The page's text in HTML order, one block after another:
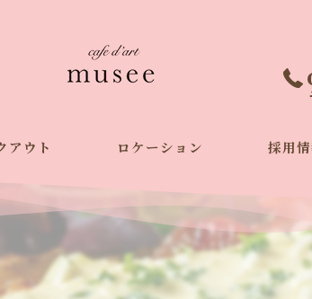
アウト ロケーション 採用